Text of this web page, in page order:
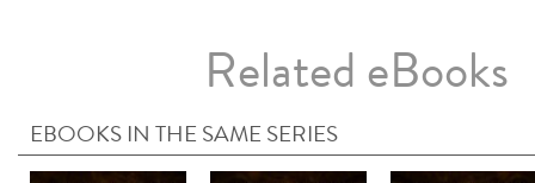
Related eBooks
EBOOKS IN THE SAME SERIES